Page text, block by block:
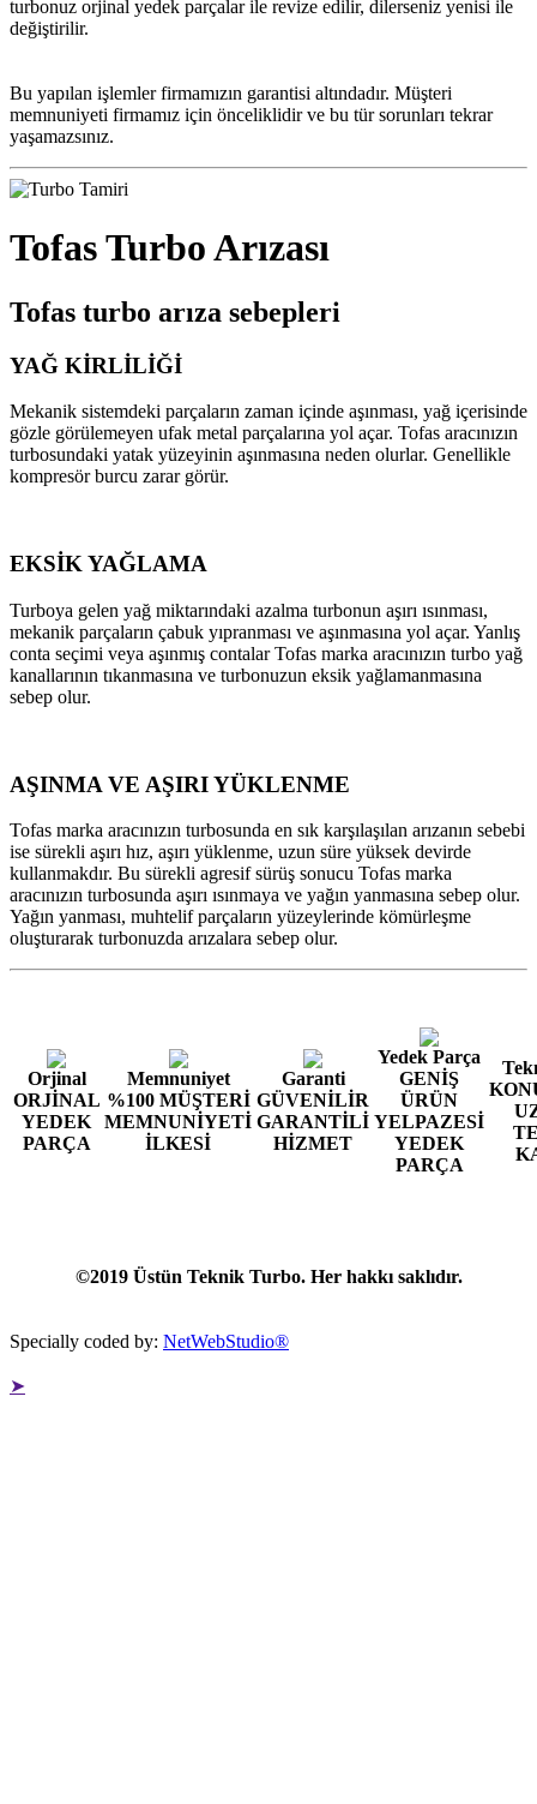
turbonuz orjinal yedek parçalar ile revize edilir, dilerseniz yenisi ile
değiştirilir.
Bu yapılan işlemler firmamızın garantisi altındadır. Müşteri
memnuniyeti firmamız için önceliklidir ve bu tür sorunları tekrar
yaşamazsınız.
Tofas Turbo Arızası
Tofas turbo arıza sebepleri
YAĞ KİRLİLİĞİ
Mekanik sistemdeki parçaların zaman içinde aşınması, yağ içerisinde
gözle görülemeyen ufak metal parçalarına yol açar. Tofas aracınızın
turbosundaki yatak yüzeyinin aşınmasına neden olurlar. Genellikle
kompresör burcu zarar görür.
EKSİK YAĞLAMA
Turboya gelen yağ miktarındaki azalma turbonun aşırı ısınması,
mekanik parçaların çabuk yıpranması ve aşınmasına yol açar. Yanlış
conta seçimi veya aşınmış contalar Tofas marka aracınızın turbo yağ
kanallarının tıkanmasına ve turbonuzun eksik yağlamanmasına
sebep olur.
AŞINMA VE AŞIRI YÜKLENME
Tofas marka aracınızın turbosunda en sık karşılaşılan arızanın sebebi
ise sürekli aşırı hız, aşırı yüklenme, uzun süre yüksek devirde
kullanmakdır. Bu sürekli agresif sürüş sonucu Tofas marka
aracınızın turbosunda aşırı ısınmaya ve yağın yanmasına sebep olur.
Yağın yanması, muhtelif parçaların yüzeylerinde kömürleşme
oluşturarak turbonuzda arızalara sebep olur.
Orjinal
ORJİNAL
YEDEK
PARÇA
Memnuniyet
%100 MÜŞTERİ
MEMNUNİYETİ
İLKESİ
Garanti
GÜVENİLİR
GARANTİLİ
HİZMET
Yedek Parça
GENİŞ
ÜRÜN
YELPAZESİ
YEDEK
PARÇA
©2019 Üstün Teknik Turbo. Her hakkı saklıdır.
Specially coded by: NetWebStudio®
➤